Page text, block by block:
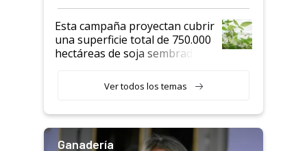
Esta campaña proyectan cubrir
una superficie total de 750.000
hectáreas de soja sembradas
variedades que marcan un
salto tecnológico en genética y
Ver todos los temas
Ganadería